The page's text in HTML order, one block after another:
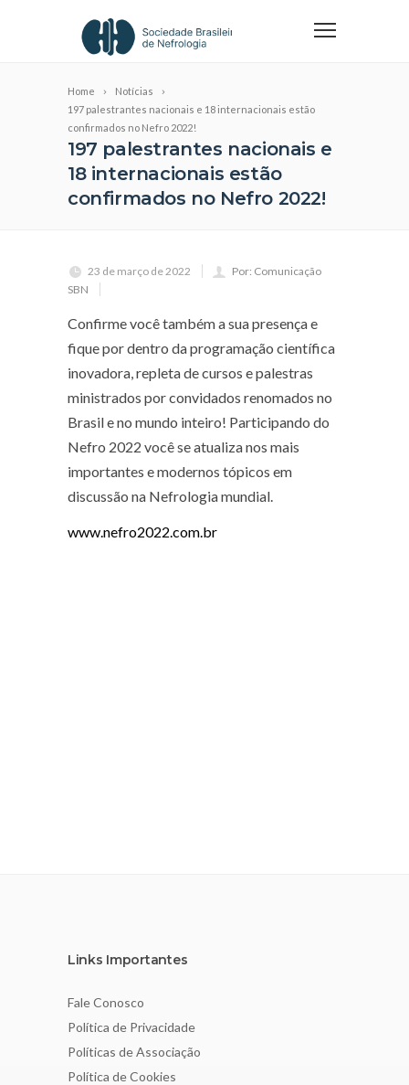
Home
Notícias
197 palestrantes nacionais e 18 internacionais estão
confirmados no Nefro 2022!
197 palestrantes nacionais e
18 internacionais estão
confirmados no Nefro 2022!
23 de março de 2022
Por: Comunicação
SBN
Confirme você também a sua presença e
fique por dentro da programação científica
inovadora, repleta de cursos e palestras
ministrados por convidados renomados no
Brasil e no mundo inteiro! Participando do
Nefro 2022 você se atualiza nos mais
importantes e modernos tópicos em
discussão na Nefrologia mundial.
www.nefro2022.com.br
Links Importantes
Fale Conosco
Política de Privacidade
Políticas de Associação
Política de Cookies